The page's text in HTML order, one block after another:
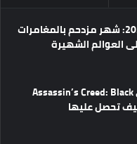
ألعاب أغسطس 2026: شهر مزدحم بالمغامرات
العوالم الشهيرة
جميع الأسلحة في Assassin’s Creed: Black